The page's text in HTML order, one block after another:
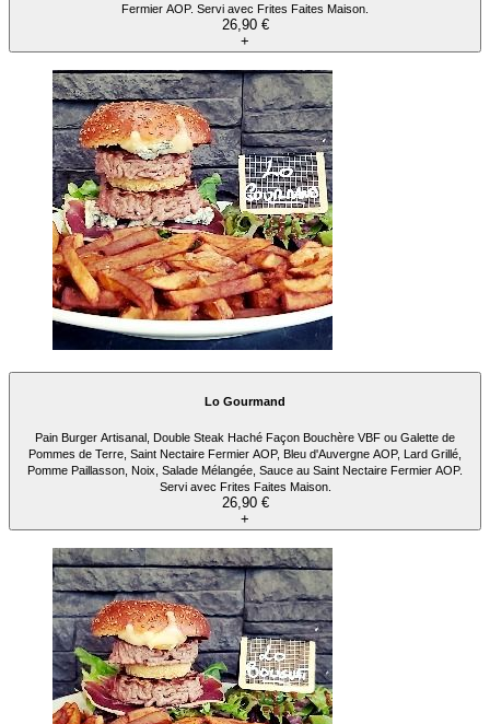
Fermier AOP. Servi avec Frites Faites Maison.
26,90 €
+
Lo Gourmand
Pain Burger Artisanal, Double Steak Haché Façon Bouchère VBF ou Galette de
Pommes de Terre, Saint Nectaire Fermier AOP, Bleu d'Auvergne AOP, Lard Grillé,
Pomme Paillasson, Noix, Salade Mélangée, Sauce au Saint Nectaire Fermier AOP.
Servi avec Frites Faites Maison.
26,90 €
+